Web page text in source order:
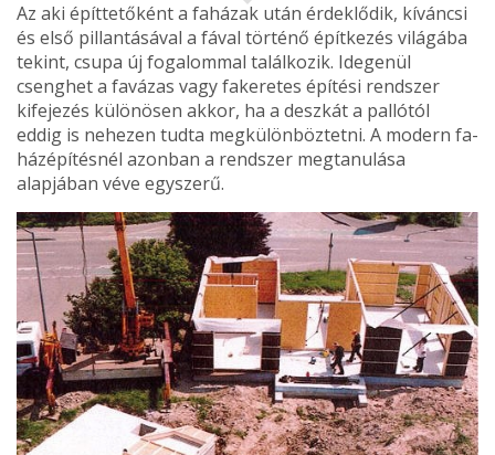
Az aki építtetőként a faházak után ér­deklődik, kíváncsi
és első pillantásával a fával történő építke­zés világába
tekint, csupa új fogalommal találkozik. Idegenül
csenghet a favázas vagy fakeretes építé­si rendszer
kifejezés különösen akkor, ha a deszkát a pallótól
eddig is nehezen tudta megkülönböz­tetni. A modern fa­
házépítésnél azon­ban a rendszer meg­tanulása
alapjában véve egyszerű.